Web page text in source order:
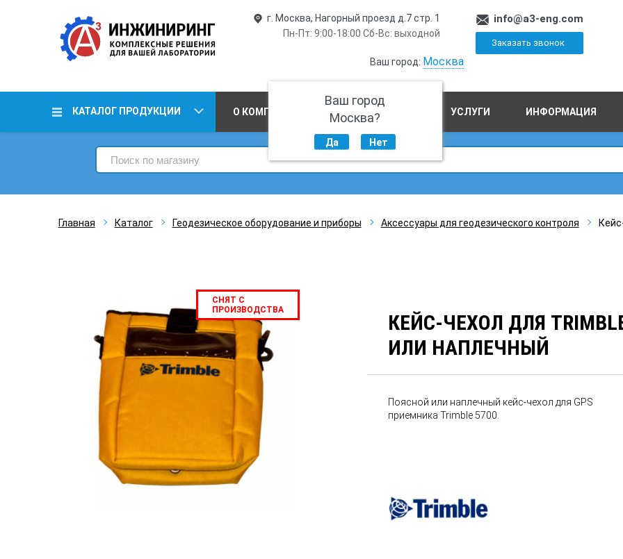
г. Москва, Нагорный проезд д.7 стр. 1
Пн-Пт: 9:00-18:00 Сб-Вс: выходной
Ваш город: Москва
Ваш город
Москва?
Да Нет
info@a3-eng.com
Заказать звонок
КАТАЛОГ ПРОДУКЦИИ О КОМПАНИИ ПРОИЗВОДСТВО УСЛУГИ ИНФОРМАЦИЯ
Главная Каталог Геодезическое оборудование и приборы Аксессуары для геодезического контроля
СНЯТ С
ПРОИЗВОДСТВА
КЕЙС-ЧЕХОЛ ДЛЯ
ИЛИ НАПЛЕЧНЫЙ
Поясной или наплечный кейс-чехол для GPS
приемника Trimble 5700.